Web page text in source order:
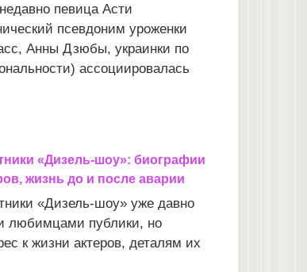
певица Асти
псевдоним уроженки
Анны Дзюбы, украинки по
ассоциировалась
«Дизель-шоу»: биографии
жизнь до и после аварии
«Дизель-шоу» уже давно
любимцами публики, но
к жизни актеров, деталям их